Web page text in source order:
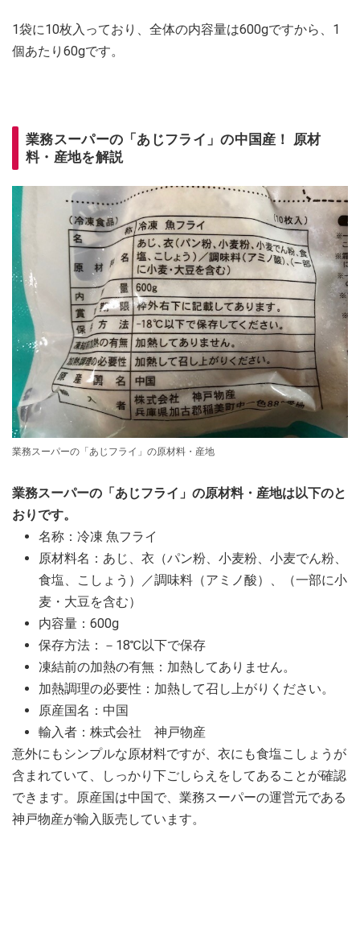
1袋に10枚入っており、全体の内容量は600gですから、1
個あたり60gです。
業務スーパーの「あじフライ」の中国産！ 原材
料・産地を解説
業務スーパーの「あじフライ」の原材料・産地
業務スーパーの「あじフライ」の原材料・産地は以下のと
おりです。
名称：冷凍 魚フライ
原材料名：あじ、衣（パン粉、小麦粉、小麦でん粉、
食塩、こしょう）／調味料（アミノ酸）、（一部に小
麦・大豆を含む）
内容量：600g
保存方法：－18℃以下で保存
凍結前の加熱の有無：加熱してありません。
加熱調理の必要性：加熱して召し上がりください。
原産国名：中国
輸入者：株式会社 神戸物産
意外にもシンプルな原材料ですが、衣にも食塩こしょうが
含まれていて、しっかり下ごしらえをしてあることが確認
できます。原産国は中国で、業務スーパーの運営元である
神戸物産が輸入販売しています。